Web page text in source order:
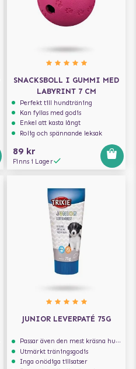
SNACKSBOLL I GUMMI MED
LABYRINT 7 CM
Perfekt till hundträning
Kan fyllas med godis
Enkel att kasta långt
Rolig och spännande leksak
89 kr
Finns i Lager
JUNIOR LEVERPATÉ 75G
Passar även den mest kräsna hunden
Utmärkt träningsgodis
Inga onödiga tillsatser